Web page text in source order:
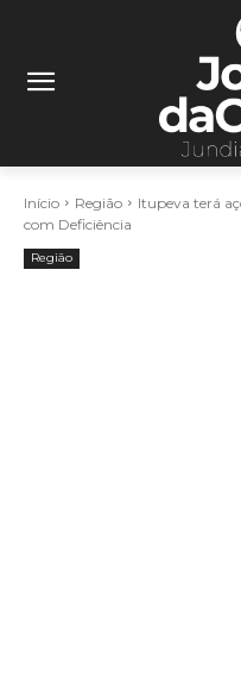
Início Região
Itupeva terá
com Deficiência
Região